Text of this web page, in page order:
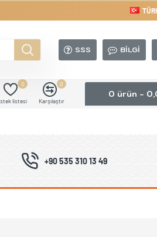
SSS BILGI
listesi
0
Karşılaştır
0
0 ürün -
+90 535 310 13 49